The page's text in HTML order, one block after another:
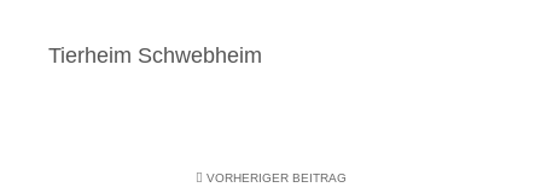
Tierheim Schwebheim
VORHERIGER BEITRAG